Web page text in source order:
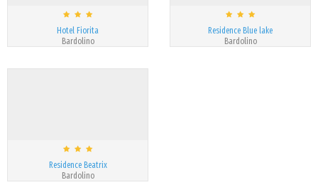
Hotel Fiorita
Bardolino
Residence Blue lake
Bardolino
Residence Beatrix
Bardolino